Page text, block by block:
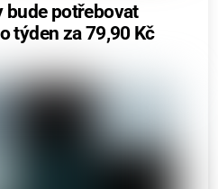
bude potřebovat
týden za 79,90 Kč